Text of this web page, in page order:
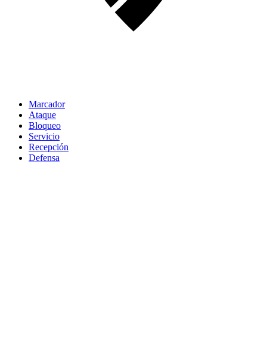
Marcador
Ataque
Bloqueo
Servicio
Recepción
Defensa